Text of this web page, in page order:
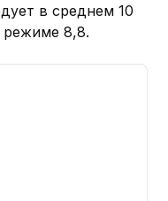
в среднем 10
8,8.